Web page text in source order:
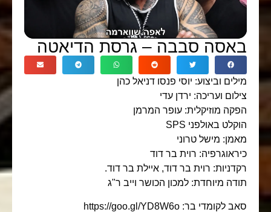
באסה סבבה – גרסת הדיאטה
מילים וביצוע: יוסי פנסו דניאל כהן
צילום ועריכה: ירדן עדי
הפקה מוזיקלית: עופר המרמן
הוקלט באולפני SPS
מאמן: מישל טרוני
כיראוגרפיה: רוית בר דוד
רקדניות: רוית בר דוד, איילת בר דוד.
תודה מיוחדת: למכון הכושר וייב ר"ג
סאב לקומדי בר: https://goo.gl/YD8W6o